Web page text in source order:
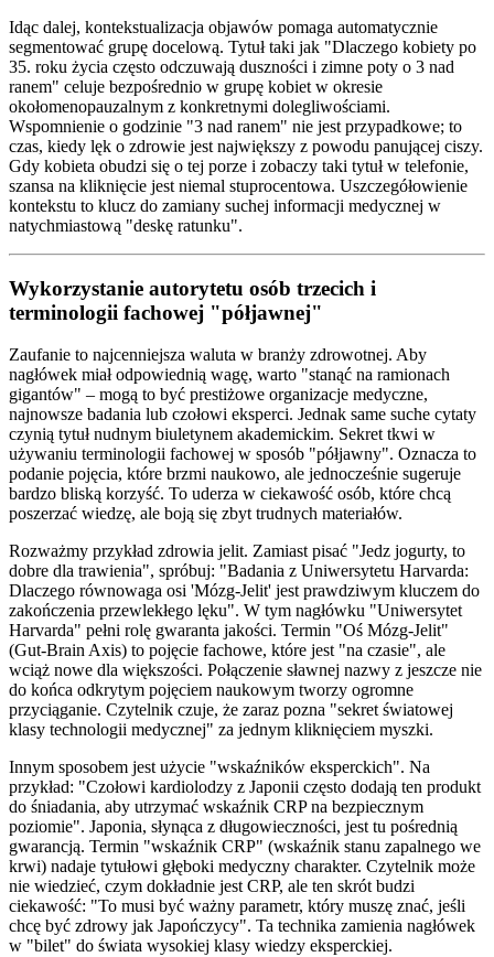
Idąc dalej, kontekstualizacja objawów pomaga automatycznie
segmentować grupę docelową. Tytuł taki jak "Dlaczego kobiety po
35. roku życia często odczuwają duszności i zimne poty o 3 nad
ranem" celuje bezpośrednio w grupę kobiet w okresie
okołomenopauzalnym z konkretnymi dolegliwościami.
Wspomnienie o godzinie "3 nad ranem" nie jest przypadkowe; to
czas, kiedy lęk o zdrowie jest największy z powodu panującej ciszy.
Gdy kobieta obudzi się o tej porze i zobaczy taki tytuł w telefonie,
szansa na kliknięcie jest niemal stuprocentowa. Uszczegółowienie
kontekstu to klucz do zamiany suchej informacji medycznej w
natychmiastową "deskę ratunku".
Wykorzystanie autorytetu osób trzecich i
terminologii fachowej "półjawnej"
Zaufanie to najcenniejsza waluta w branży zdrowotnej. Aby
nagłówek miał odpowiednią wagę, warto "stanąć na ramionach
gigantów" – mogą to być prestiżowe organizacje medyczne,
najnowsze badania lub czołowi eksperci. Jednak same suche cytaty
czynią tytuł nudnym biuletynem akademickim. Sekret tkwi w
używaniu terminologii fachowej w sposób "półjawny". Oznacza to
podanie pojęcia, które brzmi naukowo, ale jednocześnie sugeruje
bardzo bliską korzyść. To uderza w ciekawość osób, które chcą
poszerzać wiedzę, ale boją się zbyt trudnych materiałów.
Rozważmy przykład zdrowia jelit. Zamiast pisać "Jedz jogurty, to
dobre dla trawienia", spróbuj: "Badania z Uniwersytetu Harvarda:
Dlaczego równowaga osi 'Mózg-Jelit' jest prawdziwym kluczem do
zakończenia przewlekłego lęku". W tym nagłówku "Uniwersytet
Harvarda" pełni rolę gwaranta jakości. Termin "Oś Mózg-Jelit"
(Gut-Brain Axis) to pojęcie fachowe, które jest "na czasie", ale
wciąż nowe dla większości. Połączenie sławnej nazwy z jeszcze nie
do końca odkrytym pojęciem naukowym tworzy ogromne
przyciąganie. Czytelnik czuje, że zaraz pozna "sekret światowej
klasy technologii medycznej" za jednym kliknięciem myszki.
Innym sposobem jest użycie "wskaźników eksperckich". Na
przykład: "Czołowi kardiolodzy z Japonii często dodają ten produkt
do śniadania, aby utrzymać wskaźnik CRP na bezpiecznym
poziomie". Japonia, słynąca z długowieczności, jest tu pośrednią
gwarancją. Termin "wskaźnik CRP" (wskaźnik stanu zapalnego we
krwi) nadaje tytułowi głęboki medyczny charakter. Czytelnik może
nie wiedzieć, czym dokładnie jest CRP, ale ten skrót budzi
ciekawość: "To musi być ważny parametr, który muszę znać, jeśli
chcę być zdrowy jak Japończycy". Ta technika zamienia nagłówek
w "bilet" do świata wysokiej klasy wiedzy eksperckiej.